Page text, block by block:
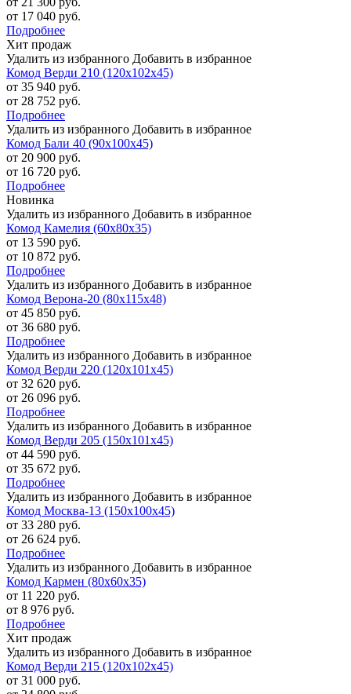
от 17 040 руб.
Подробнее
Хит продаж
Удалить из избранного Добавить в избранное
Комод Верди 210 (120х102х45)
от 35 940 руб.
от 28 752 руб.
Подробнее
Удалить из избранного Добавить в избранное
Комод Бали 40 (90х100х45)
от 20 900 руб.
от 16 720 руб.
Подробнее
Новинка
Удалить из избранного Добавить в избранное
Комод Камелия (60х80х35)
от 13 590 руб.
от 10 872 руб.
Подробнее
Удалить из избранного Добавить в избранное
Комод Верона-20 (80х115х48)
от 45 850 руб.
от 36 680 руб.
Подробнее
Удалить из избранного Добавить в избранное
Комод Верди 220 (120х101х45)
от 32 620 руб.
от 26 096 руб.
Подробнее
Удалить из избранного Добавить в избранное
Комод Верди 205 (150х101х45)
от 44 590 руб.
от 35 672 руб.
Подробнее
Удалить из избранного Добавить в избранное
Комод Москва-13 (150х100х45)
от 33 280 руб.
от 26 624 руб.
Подробнее
Удалить из избранного Добавить в избранное
Комод Кармен (80х60х35)
от 11 220 руб.
от 8 976 руб.
Подробнее
Хит продаж
Удалить из избранного Добавить в избранное
Комод Верди 215 (120х102х45)
от 31 000 руб.